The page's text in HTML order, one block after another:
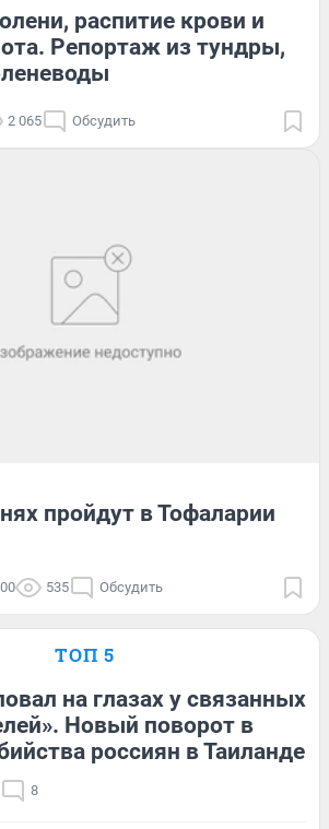
распитие крови и
Репортаж из тундры,
2 065 Обсудить
пройдут в Тофаларии
535 Обсудить
ТОП 5
на глазах у связанных
Новый поворот в
россиян в Таиланде
8